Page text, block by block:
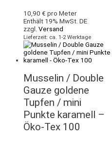
10,90 € pro Meter
Enthält 19% MwSt. DE
zzgl. Versand
Lieferzeit: ca. 1-2 Werktage
Musselin / Double
Gauze goldene
Tupfen / mini
Punkte karamell –
Öko-Tex 100